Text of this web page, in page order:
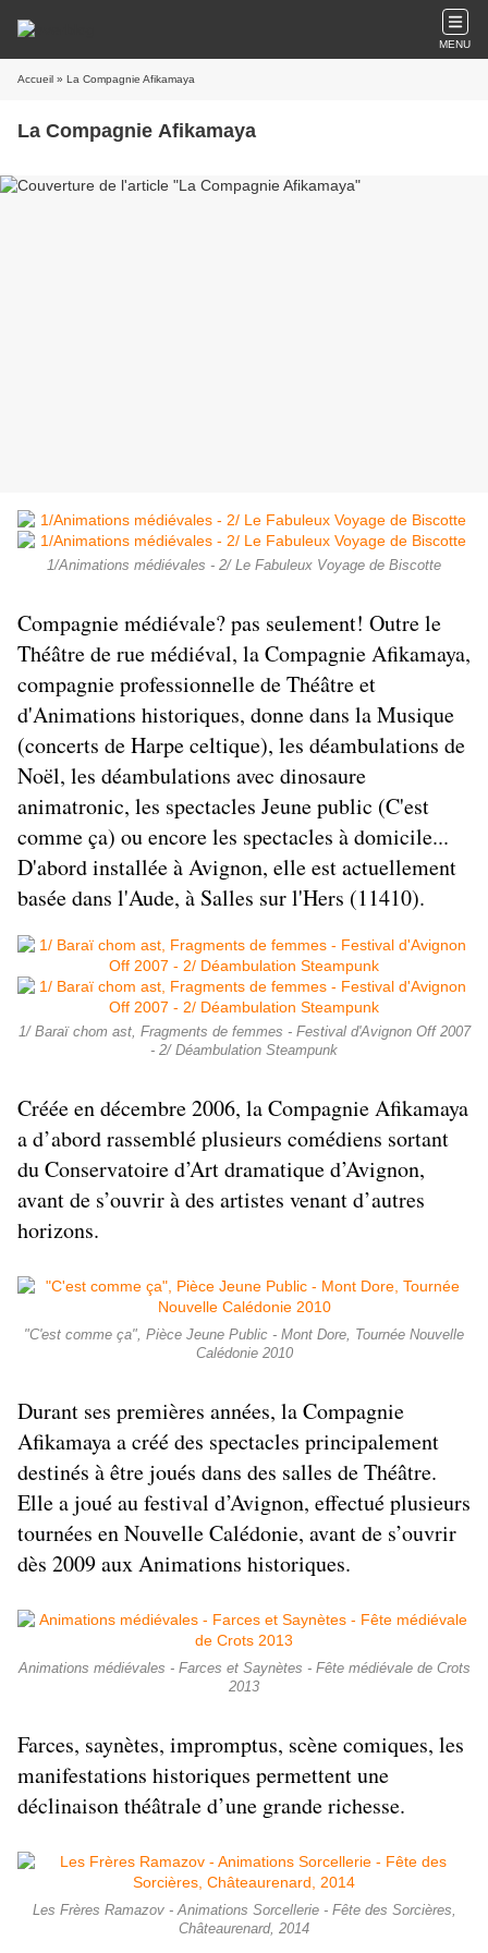
MENU
Accueil » La Compagnie Afikamaya
La Compagnie Afikamaya
1/Animations médiévales - 2/ Le Fabuleux Voyage de Biscotte
Compagnie médiévale? pas seulement! Outre le
Théâtre de rue médiéval, la Compagnie Afikamaya,
compagnie professionnelle de Théâtre et
d'Animations historiques, donne dans la Musique
(concerts de Harpe celtique), les déambulations de
Noël, les déambulations avec dinosaure
animatronic, les spectacles Jeune public (C'est
comme ça) ou encore les spectacles à domicile...
D'abord installée à Avignon, elle est actuellement
basée dans l'Aude, à Salles sur l'Hers (11410).
1/ Baraï chom ast, Fragments de femmes - Festival d'Avignon Off 2007
- 2/ Déambulation Steampunk
Créée en décembre 2006, la Compagnie Afikamaya
a d’abord rassemblé plusieurs comédiens sortant
du Conservatoire d’Art dramatique d’Avignon,
avant de s’ouvrir à des artistes venant d’autres
horizons.
"C'est comme ça", Pièce Jeune Public - Mont Dore, Tournée Nouvelle
Calédonie 2010
Durant ses premières années, la Compagnie
Afikamaya a créé des spectacles principalement
destinés à être joués dans des salles de Théâtre.
Elle a joué au festival d’Avignon, effectué plusieurs
tournées en Nouvelle Calédonie, avant de s’ouvrir
dès 2009 auxAnimations historiques.
Animations médiévales - Farces et Saynètes - Fête médiévale de Crots
2013
Farces, saynètes, impromptus, scène comiques, les
manifestations historiques permettent une
déclinaison théâtrale d’une grande richesse.
Les Frères Ramazov - Animations Sorcellerie - Fête des Sorcières,
Châteaurenard, 2014